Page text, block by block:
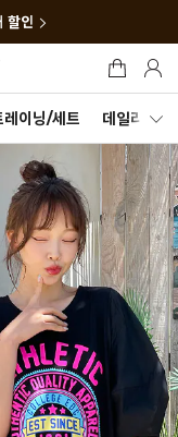
할인
레이닝/세트 데일리세트